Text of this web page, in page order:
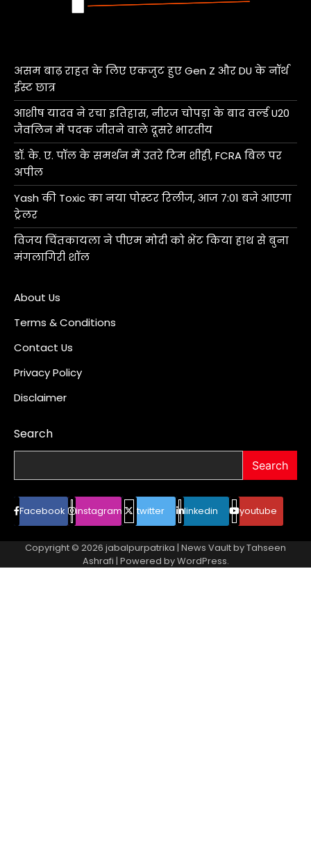
असम बाढ़ राहत के लिए एकजुट हुए Gen Z और DU के नॉर्थ
ईस्ट छात्र
आशीष यादव ने रचा इतिहास, नीरज चोपड़ा के बाद वर्ल्ड U20
जैवलिन में पदक जीतने वाले दूसरे भारतीय
डॉ. के. ए. पॉल के समर्थन में उतरे टिम शीही, FCRA बिल पर
अपील
Yash की Toxic का नया पोस्टर रिलीज, आज 7:01 बजे आएगा
ट्रेलर
विजय चिंतकायला ने पीएम मोदी को भेंट किया हाथ से बुना
मंगलागिरी शॉल
About Us
Terms & Conditions
Contact Us
Privacy Policy
Disclaimer
Search
Search
Facebook instagram twitter linkedin youtube
Copyright © 2026 jabalpurpatrika | News Vault byTahseen
Ashrafi | Powered byWordPress.